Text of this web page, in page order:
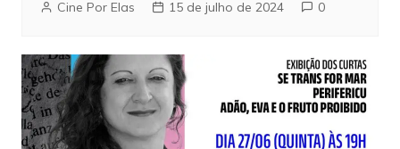
Cine Por Elas 15 de julho de 2024 0